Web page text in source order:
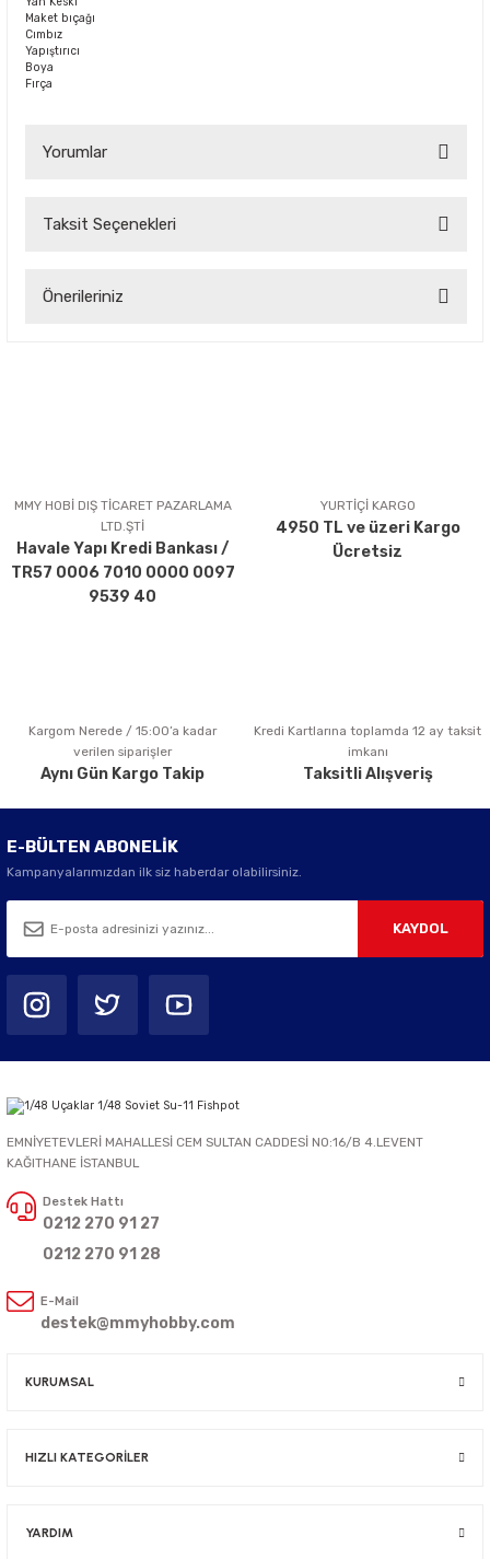
Maket bıçağı
Cımbız
Yapıştırıcı
Boya
Fırça
Yorumlar
Taksit Seçenekleri
Önerileriniz
Ürün açıklamasında eksik bilgiler bulunuyor.
Ürün bilgilerinde hatalar bulunuyor.
Ürün fiyatı diğer sitelerden daha pahalı.
Bu ürüne benzer farklı alternatifler olmalı.
Gönder
MMY HOBİ DIŞ TİCARET PAZARLAMA
LTD.ŞTİ
Havale Yapı Kredi Bankası /
TR57 0006 7010 0000 0097
9539 40
YURTİÇİ KARGO
4950 TL ve üzeri Kargo
Ücretsiz
Kargom Nerede / 15:00’a kadar
verilen siparişler
Aynı Gün Kargo Takip
Kredi Kartlarına toplamda 12 ay taksit
imkanı
Taksitli Alışveriş
E-BÜLTEN ABONELİK
Kampanyalarımızdan ilk siz haberdar olabilirsiniz.
KAYDOL
EMNİYETEVLERİ MAHALLESİ CEM SULTAN CADDESİ NO:16/B 4.LEVENT
KAĞITHANE İSTANBUL
Destek Hattı
0212 270 91 27
0212 270 91 28
E-Mail
destek@mmyhobby.com
KURUMSAL
HIZLI KATEGORİLER
YARDIM